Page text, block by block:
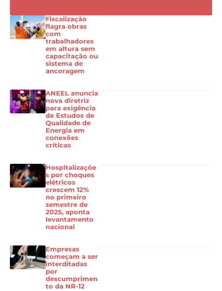
Fiscalização
flagra obras
com
trabalhadores
em altura sem
capacitação ou
sistema de
ancoragem
ANEEL anuncia
nova diretriz
para exigência
de Estudos de
Qualidade de
Energia em
conexões
críticas
Hospitalizaçõe
s por choques
elétricos
crescem 12%
no primeiro
semestre de
2025, aponta
levantamento
nacional
Empresas
começam a ser
interditadas
por
descumprimen
to da NR-12